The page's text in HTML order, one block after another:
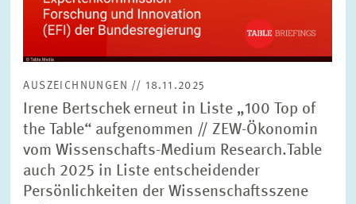
AUSZEICHNUNGEN // 18.11.2025
Irene Bertschek erneut in Liste „100 Top of
the Table“ aufgenommen // ZEW-Ökonomin
vom Wissenschafts-Medium Research.Table
auch 2025 in Liste entscheidender
Persönlichkeiten der Wissenschaftsszene